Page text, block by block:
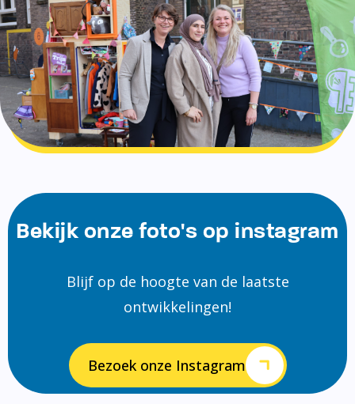
Bekijk onze foto's op instagram
Blijf op de hoogte van de laatste
ontwikkelingen!
Bezoek onze Instagram